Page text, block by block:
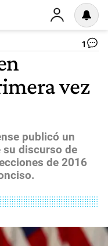
1
vez
publicó un
su discurso de
de 2016